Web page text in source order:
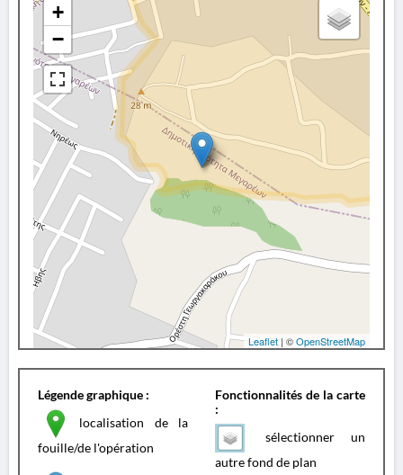
+
−
Leaflet | ©OpenStreetMap
Légende graphique :
localisation de la
fouille/de l'opération
Fonctionnalités de la carte
:
sélectionner un
autre fond de plan